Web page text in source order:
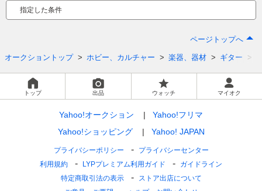
指定した条件
ページトップへ
オークショントップ ホビー、カルチャー 楽器、器材 ギター
トップ 出品 ウォッチ マイオク
Yahoo!オークション
Yahoo!フリマ
Yahoo!ショッピング
Yahoo! JAPAN
プライバシーポリシー
プライバシーセンター
利用規約
LYPプレミアム利用ガイド
ガイドライン
特定商取引法の表示
ストア出店について